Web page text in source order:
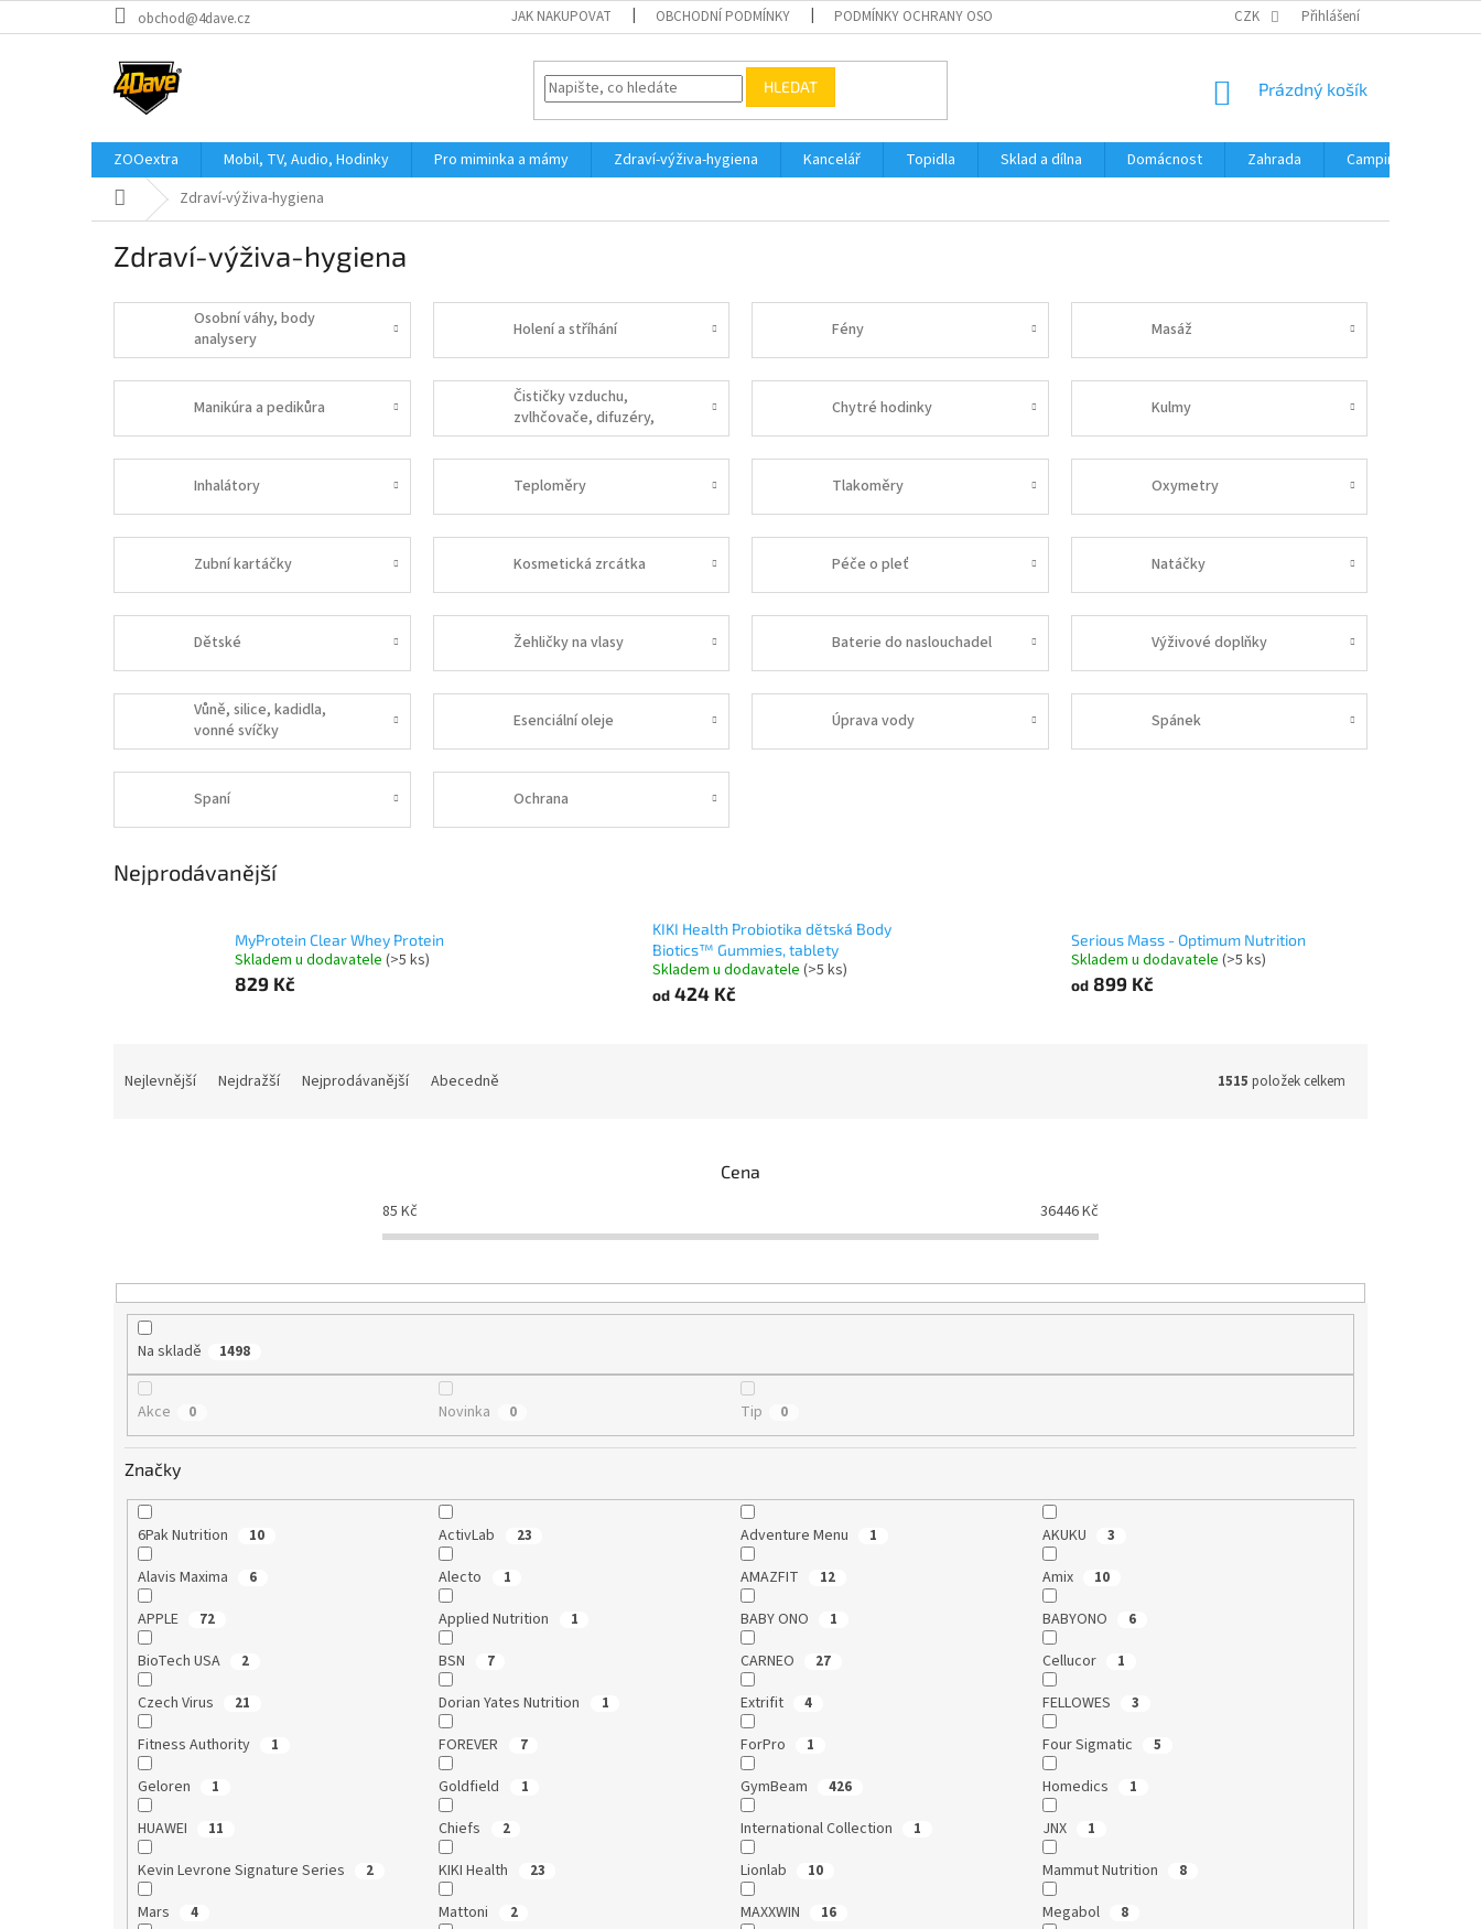
na
obchod@4dave.cz JAK NAKUPOVAT OBCHODNÍ PODMÍNKY PODMÍNKY OCHRANY OSOBNÍCH ÚDAJŮ CZK Přihlášení
HLEDAT
NÁKUPNÍ
Prázdný košík
ZOOextra Mobil, TV, Audio, Hodinky Pro miminka a mámy Zdraví-výživa-hygiena Kancelář Topidla Sklad a dílna Domácnost Zahrada Camping
Domů Zdraví-výživa-hygiena
Zdraví-výživa-hygiena
Osobní váhy, body
analysery
Holení a stříhání Fény Masáž
Manikúra a pedikůra
Čističky vzduchu,
zvlhčovače, difuzéry,
ozónové lampy
Chytré hodinky Kulmy
Inhalátory Teploměry Tlakoměry Oxymetry
Zubní kartáčky Kosmetická zrcátka Péče o pleť Natáčky
Dětské Žehličky na vlasy Baterie do naslouchadel Výživové doplňky
Vůně, silice, kadidla,
vonné svíčky
Esenciální oleje Úprava vody Spánek
Spaní Ochrana
Nejprodávanější
MyProtein Clear Whey Protein
Skladem u dodavatele (>5 ks)
829 Kč
KIKI Health Probiotika dětská Body
Biotics™ Gummies, tablety
Skladem u dodavatele(>5 ks)
od 424 Kč
Serious Mass - Optimum Nutrition
Skladem u dodavatele (>5 ks)
od899 Kč
u
Nejlevnější Nejdražší Nejprodávanější Abecedně 1515 položek celkem
Cena
85 Kč 36446Kč
Na skladě 1498
Akce 0 Novinka 0 Tip 0
Značky
6Pak Nutrition 10 ActivLab 23 Adventure Menu 1 AKUKU 3
Alavis Maxima 6 Alecto 1 AMAZFIT 12 Amix 10
APPLE 72 Applied Nutrition 1 BABY ONO 1 BABYONO 6
BioTech USA 2 BSN 7 CARNEO 27 Cellucor 1
Czech Virus 21 Dorian Yates Nutrition 1 Extrifit 4 FELLOWES 3
Fitness Authority 1 FOREVER 7 ForPro 1 Four Sigmatic 5
Geloren 1 Goldfield 1 GymBeam 426 Homedics 1
HUAWEI 11 Chiefs 2 International Collection 1 JNX 1
Kevin Levrone Signature Series 2 KIKI Health 23 Lionlab 10 Mammut Nutrition 8
Mars 4 Mattoni 2 MAXXWIN 16 Megabol 8